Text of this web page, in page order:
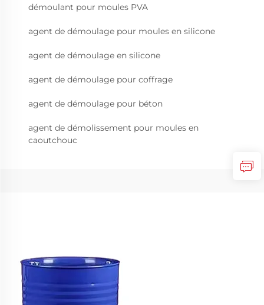
démoulant pour moules PVA
agent de démoulage pour moules en silicone
agent de démoulage en silicone
agent de démoulage pour coffrage
agent de démoulage pour béton
agent de démolissement pour moules en
caoutchouc